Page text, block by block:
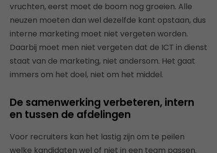
vruchten, eerst moet de boom nog groeien. Alle
neuzen moeten dan wel dezelfde kant opstaan, dus
interne marketing moet niet vergeten worden.
Daarbij moet men niet vergeten dat de ICT in dienst
staat van de marketing, niet andersom. Het gaat
immers om het doel, niet om het middel.
De samenwerking verbeteren, intern
en tussen de afdelingen
Voor recruiters kan het lastig zijn om te peilen
welke kandidaten wel of niet in een team passen.